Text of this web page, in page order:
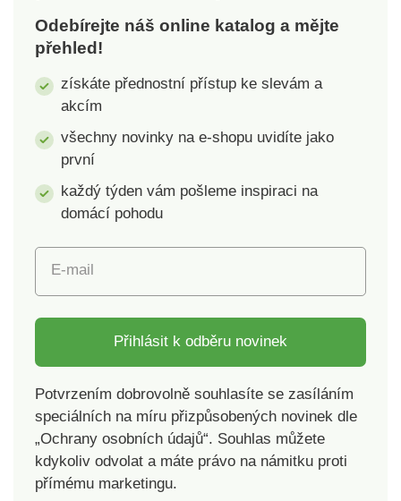
Odebírejte náš online katalog a mějte
přehled!
získáte přednostní přístup ke slevám a
akcím
všechny novinky na e-shopu uvidíte jako
první
každý týden vám pošleme inspiraci na
domácí pohodu
E-mail
Přihlásit k odběru novinek
Potvrzením dobrovolně souhlasíte se zasíláním
speciálních na míru přizpůsobených novinek dle
„Ochrany osobních údajů“. Souhlas můžete
kdykoliv odvolat a máte právo na námitku proti
přímému marketingu.